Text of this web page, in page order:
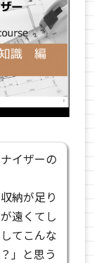
イザーの
納が足り
遠くてし
てこんな
」と思う